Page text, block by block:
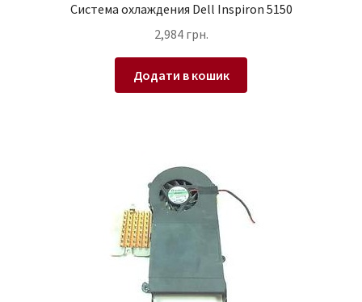
Система охлаждения Dell Inspiron 5150
2,984 грн.
Додати в кошик